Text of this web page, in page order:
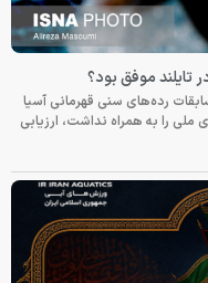
تایلند موفق بود؟
رده‌های سنی قهرمانی آسیا
ملی را به همراه نداشت، ارزیابی